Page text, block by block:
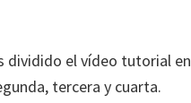
dividido el vídeo tutorial en
tercera y cuarta.